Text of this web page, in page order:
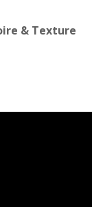
& Texture